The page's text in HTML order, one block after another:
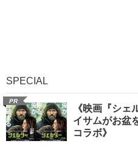
SPECIAL
PR
《映画『シェ
イサムがお盆
コラボ》